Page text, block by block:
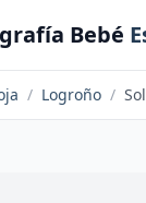
Bebé
/ Logroño /